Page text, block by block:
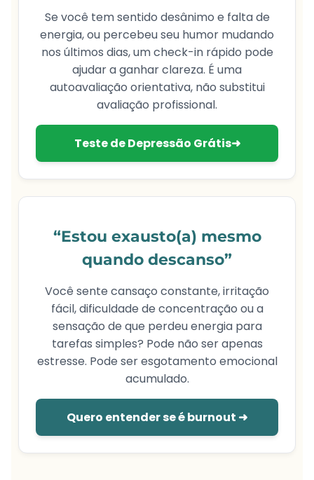
Se você tem sentido desânimo e falta de
energia, ou percebeu seu humor mudando
nos últimos dias, um check-in rápido pode
ajudar a ganhar clareza. É uma
autoavaliação orientativa, não substitui
avaliação profissional.
Teste de Depressão Grátis➜
“Estou exausto(a) mesmo
quando descanso”
Você sente cansaço constante, irritação
fácil, dificuldade de concentração ou a
sensação de que perdeu energia para
tarefas simples? Pode não ser apenas
estresse. Pode ser esgotamento emocional
acumulado.
Quero entender se é burnout ➜